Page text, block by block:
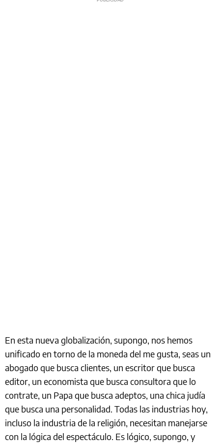
En esta nueva globalización, supongo, nos hemos
unificado en torno de la moneda del me gusta, seas un
abogado que busca clientes, un escritor que busca
editor, un economista que busca consultora que lo
contrate, un Papa que busca adeptos, una chica judía
que busca una personalidad. Todas las industrias hoy,
incluso la industria de la religión, necesitan manejarse
con la lógica del espectáculo. Es lógico, supongo, y